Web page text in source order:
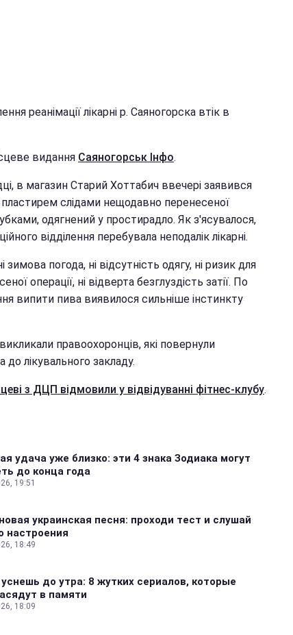
реанімації лікарні р. Саяногорска втік в
видання Саяногорськ Інфо.
в магазин Старий Хоттабич ввечері заявився
пластирем слідами нещодавно перенесеної
одягнений у простирадло. Як з'ясувалося,
відділення перебувала неподалік лікарні.
зимова погода, ні відсутність одягу, ні ризик для
операції, ні відверта безглуздість затії. По
випити пива виявилося сильніше інстинкту
правоохоронців, які повернули
до лікувального закладу.
з ДЦП відмовили у відвідуванні фітнес-клубу.
удача уже близко: эти 4 знака Зодиака могут
до конца года
19:51
украинская песня: проходи тест и слушай
настроения
18:49
до утра: 8 жутких сериалов, которые
в памяти
18:09